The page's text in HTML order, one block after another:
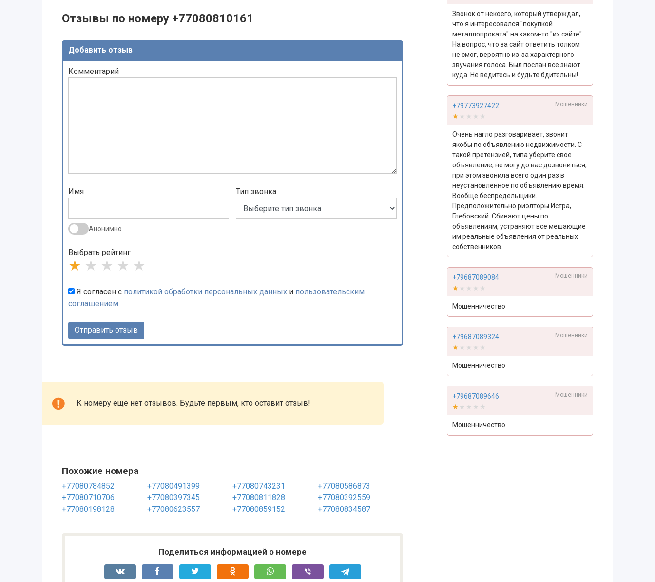
Отзывы по номеру +77080810161
Добавить отзыв
Комментарий
Имя
Анонимно
Тип звонка
Выбрать рейтинг
★ ★ ★ ★ ★
Я согласен с политикой обработки персональных данных и пользовательским
соглашением
К номеру еще нет отзывов. Будьте первым, кто оставит отзыв!
Похожие номера
+77080784852 +77080491399 +77080743231
+77080586873
+77080710706
+77080397345 +77080811828
+77080392559
+77080198128
+77080623557 +77080859152 +77080834587
Поделиться информацией о номере
Звонок от некоего, который утверждал,
что я интересовался "покупкой
металлопроката" на каком-то "их сайте".
На вопрос, что за сайт ответить толком
не смог, вероятно из-за характерного
звучания голоса. Был послан все знают
куда. Не ведитесь и будьте бдительны!
+79773927422 Мошенники
★★★★★
★★★★★
Очень нагло разговаривает, звонит
якобы по объявлению недвижимости. С
такой претензией, типа уберите свое
объявление, не могу до вас дозвониться,
при этом звонила всего один раз в
неустановленное по объявлению время.
Вообще беспредельщики.
Предположительно риэлторы Истра,
Глебовский. Сбивают цены по
объявлениям, устраняют все мешающие
им реальные объявления от реальных
собственников.
+79687089084 Мошенники
★★★★★
★★★★★
Мошенничество
+79687089324 Мошенники
★★★★★
★★★★★
Мошенничество
+79687089646 Мошенники
★★★★★
★★★★★
Мошенничество